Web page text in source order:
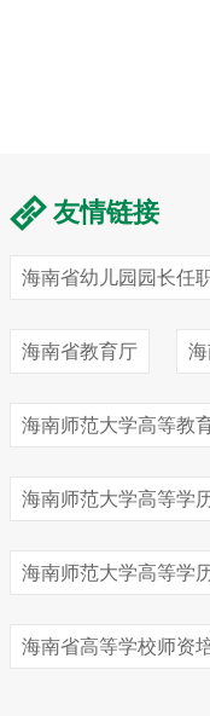
友情链接
海南省幼儿园园长任
海南省教育厅
海南师范大学高等教
海南师范大学高等学
海南师范大学高等学
海南省高等学校师资